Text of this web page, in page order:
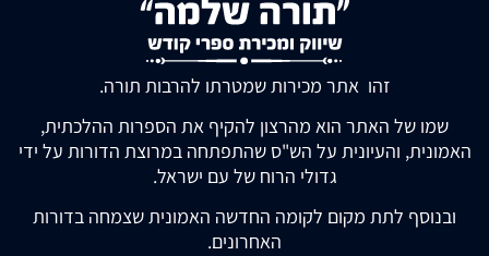
זהו אתר מכירות שמטרתו להרבות תורה.
שמו של האתר הוא מהרצון להקיף את הספרות ההלכתית,
האמונית, והעיונית על הש"ס שהתפתחה במרוצת הדורות על ידי
גדולי הרוח של עם ישראל.
ובנוסף לתת מקום לקומה החדשה האמונית שצמחה בדורות
האחרונים.